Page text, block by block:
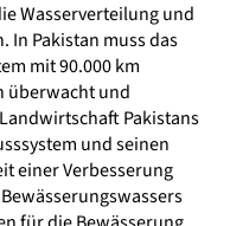
Wasserverteilung und
In Pakistan muss das
mit 90.000 km
überwacht und
Pakistans
und seinen
einer Verbesserung